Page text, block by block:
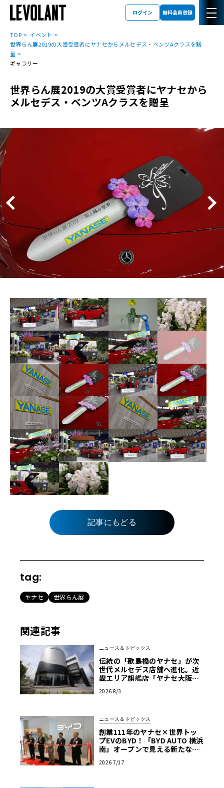
ログイン 無料会員登録
TOP
イベント
世界らん展2019の大賞受賞者にヤナセからメルセデス・ベンツAクラスを贈
呈
ギャラリー
世界らん展2019の大賞受賞者にヤナセから
メルセデス・ベンツAクラスを贈呈
記事にもどる
tag:
ヤナセ 世界らん展
関連記事
ニュース＆トピックス
伝統の「歌島橋のヤナセ」が次
世代メルセデス店舗へ進化。近
畿エリア旗艦店「ヤナセ大阪支
2026 8/3
ニュース＆トピックス
創業111年のヤナセ×世界トッ
プEVのBYD！「BYD AUTO 横浜
南」オープンで見える新たなク
2026 7/17